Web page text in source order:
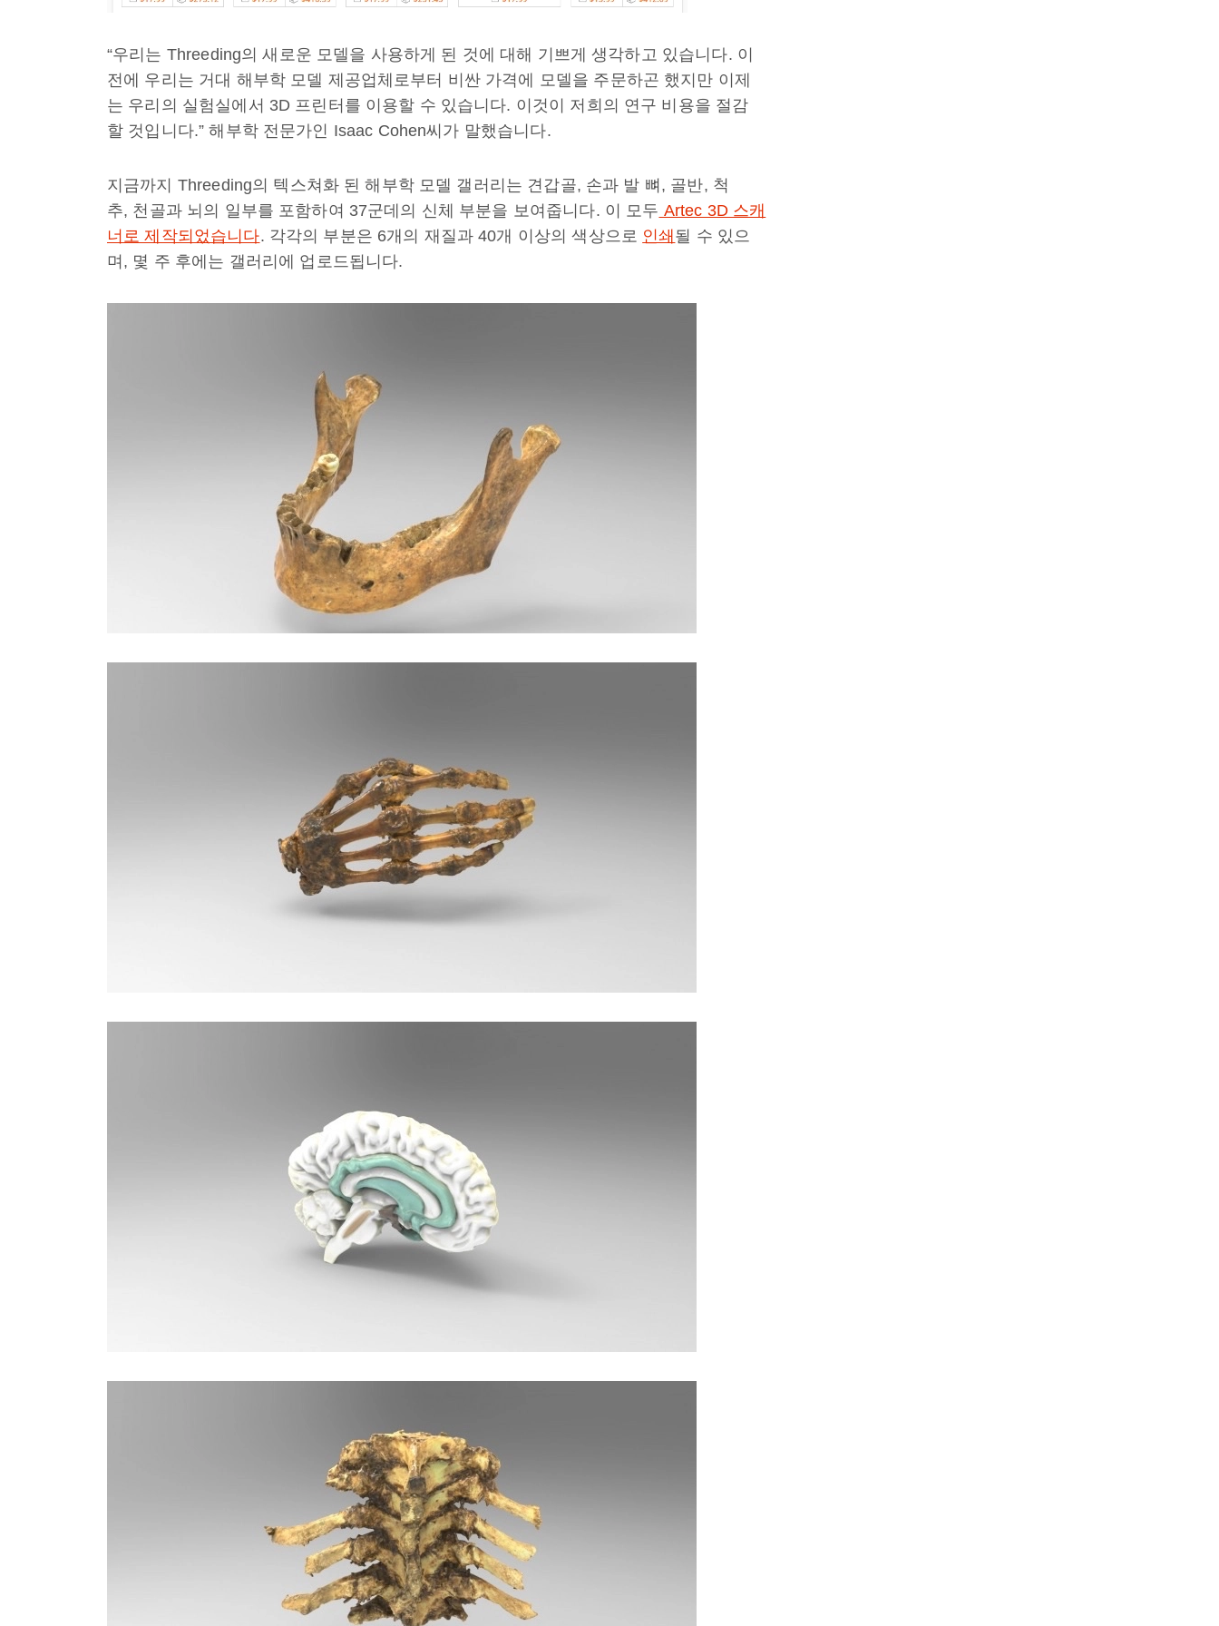
“우리는 Threeding의 새로운 모델을 사용하게 된 것에 대해 기쁘게 생각하고 있습니다. 이
전에 우리는 거대 해부학 모델 제공업체로부터 비싼 가격에 모델을 주문하곤 했지만 이제
는 우리의 실험실에서 3D 프린터를 이용할 수 있습니다. 이것이 저희의 연구 비용을 절감
할 것입니다.” 해부학 전문가인 Isaac Cohen씨가 말했습니다.
지금까지 Threeding의 텍스쳐화 된 해부학 모델 갤러리는 견갑골, 손과 발 뼈, 골반, 척
추, 천골과 뇌의 일부를 포함하여 37군데의 신체 부분을 보여줍니다. 이 모두 Artec 3D 스캐
너로 제작되었습니다. 각각의 부분은 6개의 재질과 40개 이상의 색상으로 인쇄 될 수 있으
며, 몇 주 후에는 갤러리에 업로드됩니다.